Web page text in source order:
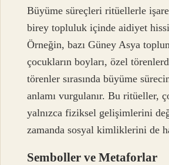
Büyüme süreçleri ritüellerle
birey topluluk içinde aidiyet hissi
Örneğin, bazı Güney Asya
çocukların boyları, özel
törenler sırasında büyüme
anlamı vurgulanır. Bu ritüeller,
yalnızca fiziksel gelişimlerini
zamanda sosyal kimliklerini de
Semboller ve Metaforlar